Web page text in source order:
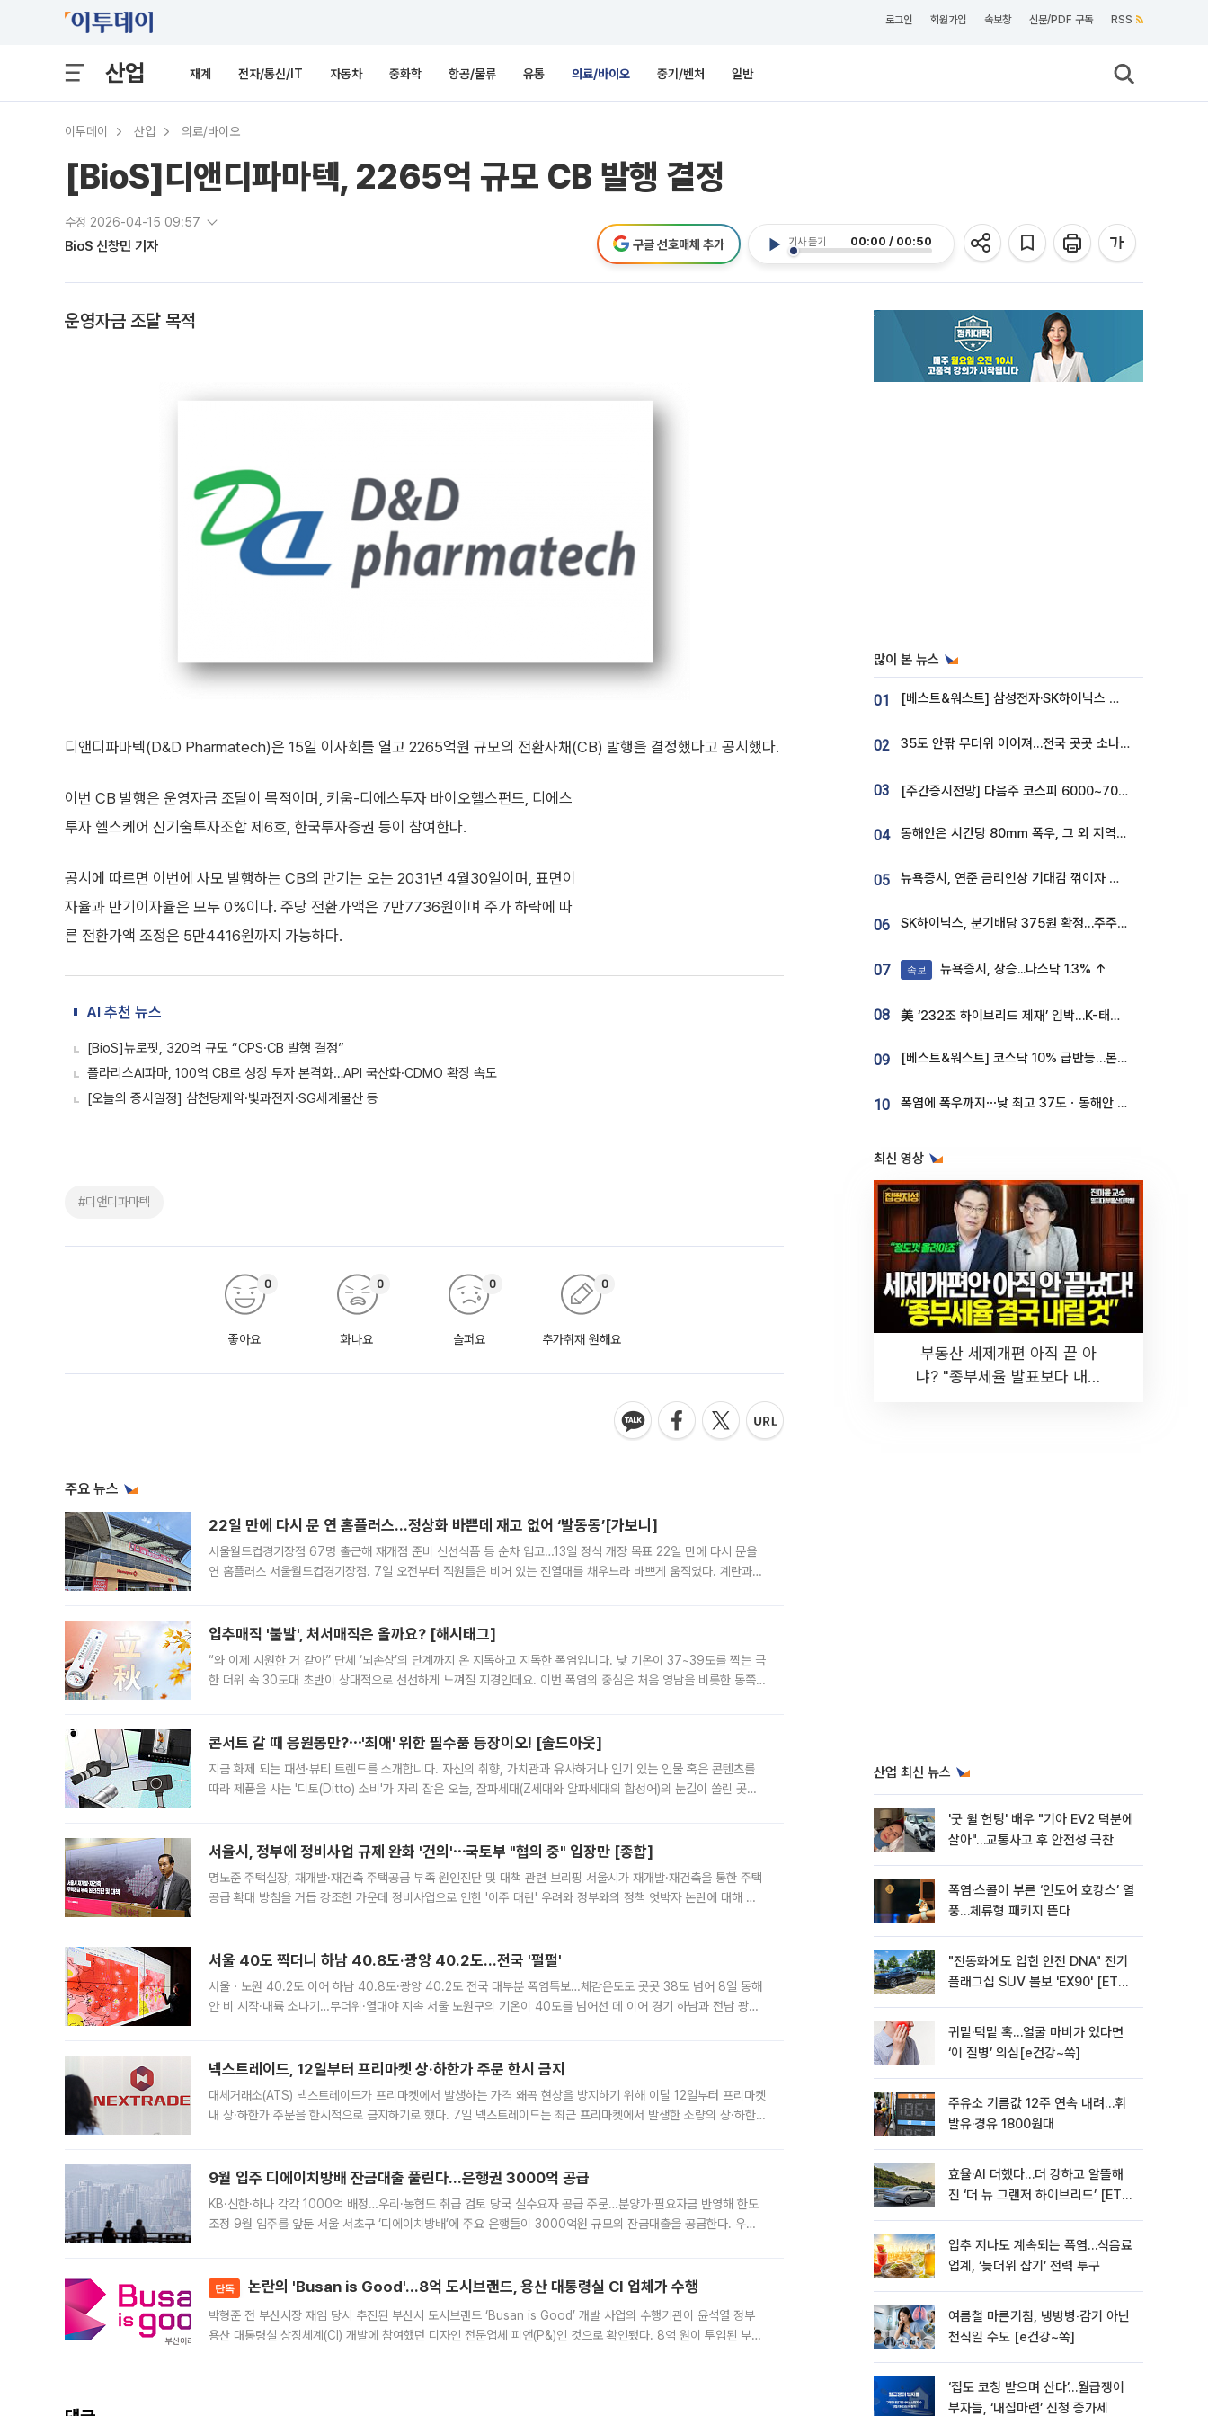
로그인 회원가입 속보창 신문/PDF 구독 RSS
산업 재계 전자/통신/IT 자동차 중화학 항공/물류 유통 의료/바이오 중기/벤처 일반
이투데이 산업 의료/바이오
[BioS]디앤디파마텍, 2265억 규모 CB 발행 결정
수정 2026-04-15 09:57
BioS 신창민 기자 기사 듣기 00:00 / 00:50
구글 선호매체 추가
운영자금 조달 목적
디앤디파마텍(D&D Pharmatech)은 15일 이사회를 열고 2265억원 규모의 전환사채(CB) 발행을 결정했다고 공시했다.
이번 CB 발행은 운영자금 조달이 목적이며, 키움-디에스투자 바이오헬스펀드, 디에스
투자 헬스케어 신기술투자조합 제6호, 한국투자증권 등이 참여한다.
공시에 따르면 이번에 사모 발행하는 CB의 만기는 오는 2031년 4월30일이며, 표면이
자율과 만기이자율은 모두 0%이다. 주당 전환가액은 7만7736원이며 주가 하락에 따
른 전환가액 조정은 5만4416원까지 가능하다.
AI 추천 뉴스
[BioS]뉴로핏, 320억 규모 “CPS·CB 발행 결정”
폴라리스AI파마, 100억 CB로 성장 투자 본격화…API 국산화·CDMO 확장 속도
[오늘의 증시일정] 삼천당제약·빛과전자·SG세계물산 등
#디앤디파마텍
좋아요
0
화나요
0
슬퍼요
0
추가취재 원해요
0
주요 뉴스
22일 만에 다시 문 연 홈플러스…정상화 바쁜데 재고 없어 ‘발동동’[가보니]
서울월드컵경기장점 67명 출근해 재개점 준비 신선식품 등 순차 입고…13일 정식 개장 목표 22일 만에 다시 문을
연 홈플러스 서울월드컵경기장점. 7일 오전부터 직원들은 비어 있는 진열대를 채우느라 바쁘게 움직였다. 계란과
입추매직 '불발', 처서매직은 올까요? [해시태그]
“와 이제 시원한 거 같아” 단체 ‘뇌손상’의 단계까지 온 지독하고 지독한 폭염입니다. 낮 기온이 37~39도를 찍는 극
한 더위 속 30도대 초반이 상대적으로 선선하게 느껴질 지경인데요. 이번 폭염의 중심은 처음 영남을 비롯한 동쪽
콘서트 갈 때 응원봉만?⋯'최애' 위한 필수품 등장이오! [솔드아웃]
지금 화제 되는 패션·뷰티 트렌드를 소개합니다. 자신의 취향, 가치관과 유사하거나 인기 있는 인물 혹은 콘텐츠를
따라 제품을 사는 '디토(Ditto) 소비'가 자리 잡은 오늘, 잘파세대(Z세대와 알파세대의 합성어)의 눈길이 쏠린 곳은
서울시, 정부에 정비사업 규제 완화 '건의'⋯국토부 "협의 중" 입장만 [종합]
명노준 주택실장, 재개발·재건축 주택공급 부족 원인진단 및 대책 관련 브리핑 서울시가 재개발·재건축을 통한 주택
공급 확대 방침을 거듭 강조한 가운데 정비사업으로 인한 '이주 대란' 우려와 정부와의 정책 엇박자 논란에 대해 정
서울 40도 찍더니 하남 40.8도·광양 40.2도…전국 '펄펄'
서울ㆍ노원 40.2도 이어 하남 40.8도·광양 40.2도 전국 대부분 폭염특보…체감온도도 곳곳 38도 넘어 8일 동해
안 비 시작·내륙 소나기…무더위·열대야 지속 서울 노원구의 기온이 40도를 넘어선 데 이어 경기 하남과 전남 광양
넥스트레이드, 12일부터 프리마켓 상·하한가 주문 한시 금지
대체거래소(ATS) 넥스트레이드가 프리마켓에서 발생하는 가격 왜곡 현상을 방지하기 위해 이달 12일부터 프리마켓
내 상·하한가 주문을 한시적으로 금지하기로 했다. 7일 넥스트레이드는 최근 프리마켓에서 발생한 소량의 상·하한
9월 입주 디에이치방배 잔금대출 풀린다…은행권 3000억 공급
KB·신한·하나 각각 1000억 배정…우리·농협도 취급 검토 당국 실수요자 공급 주문…분양가·필요자금 반영해 한도
조정 9월 입주를 앞둔 서울 서초구 ‘디에이치방배’에 주요 은행들이 3000억원 규모의 잔금대출을 공급한다. 우리
단독 논란의 'Busan is Good'…8억 도시브랜드, 용산 대통령실 CI 업체가 수행
박형준 전 부산시장 재임 당시 추진된 부산시 도시브랜드 ‘Busan is Good’ 개발 사업의 수행기관이 윤석열 정부
용산 대통령실 상징체계(CI) 개발에 참여했던 디자인 전문업체 피앤(P&)인 것으로 확인됐다. 8억 원이 투입된 부산
많이 본 뉴스
01 [베스트&워스트] 삼성전자·SK하이닉스 밀린 한 주…상상인증권은 85% 급등
02 35도 안팎 무더위 이어져…전국 곳곳 소나기 [오늘 날씨]
03 [주간증시전망] 다음주 코스피 6000~7000⋯“外人 수급은 정책이 변수”
04 동해안은 시간당 80㎜ 폭우, 그 외 지역은 폭염…‘극과 극 날씨’
05 뉴욕증시, 연준 금리인상 기대감 꺾이자 상승...S&P500 사상 최고치 [종합]
06 SK하이닉스, 분기배당 375원 확정…주주환원책 9월로 앞당겨 발표
07 속보 뉴욕증시, 상승...나스닥 1.3% ↑
08 美 ‘232조 하이브리드 제재’ 임박…K-태양광, 불확실성 털고 날개 다나
09 [베스트&워스트] 코스닥 10% 급반등…본느, 최대주주 변경 기대에 270% 폭등
10 폭염에 폭우까지⋯낮 최고 37도ㆍ동해안 강한 비 [날씨]
최신 영상
부동산 세제개편 아직 끝 아
냐? "종부세율 발표보다 내릴
산업 최신 뉴스
'굿 윌 헌팅' 배우 "기아 EV2 덕분에
살아"…교통사고 후 안전성 극찬
폭염·스콜이 부른 ‘인도어 호캉스’ 열
풍…체류형 패키지 뜬다
"전동화에도 입힌 안전 DNA" 전기
플래그십 SUV 볼보 'EX90' [ET의
귀밑·턱밑 혹…얼굴 마비가 있다면
‘이 질병’ 의심[e건강~쏙]
주유소 기름값 12주 연속 내려…휘
발유·경유 1800원대
효율·AI 더했다…더 강하고 알뜰해
진 ‘더 뉴 그랜저 하이브리드’ [ET의
입추 지나도 계속되는 폭염…식음료
업계, ‘늦더위 잡기’ 전력 투구
여름철 마른기침, 냉방병‧감기 아닌
천식일 수도 [e건강~쏙]
‘집도 코칭 받으며 산다’…월급쟁이
부자들, ‘내집마련’ 신청 증가세